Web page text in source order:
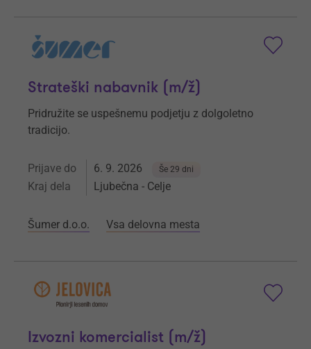
Strateški nabavnik (m/ž)
Pridružite se uspešnemu podjetju z dolgoletno
tradicijo.
Prijave do 6. 9. 2026 Še 29 dni
Kraj dela Ljubečna - Celje
Šumer d.o.o. Vsa delovna mesta
Izvozni komercialist (m/ž)